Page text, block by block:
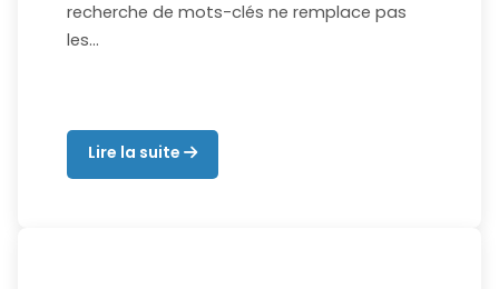
recherche de mots-clés ne remplace pas
les…
Lire la suite